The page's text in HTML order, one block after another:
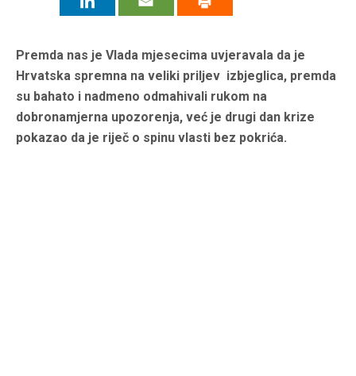
Premda nas je Vlada mjesecima uvjeravala da je
Hrvatska spremna na veliki priljev izbjeglica, premda
su bahato i nadmeno odmahivali rukom na
dobronamjerna upozorenja, već je drugi dan krize
pokazao da je riječ o spinu vlasti bez pokrića.